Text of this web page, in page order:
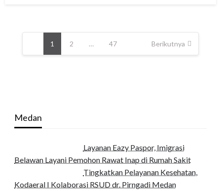
Paginasi
1 2 … 47 Berikutnya
Medan
Layanan Eazy Paspor, Imigrasi
Belawan Layani Pemohon Rawat Inap di Rumah Sakit
Tingkatkan Pelayanan Kesehatan,
Kodaeral I Kolaborasi RSUD dr. Pirngadi Medan‎